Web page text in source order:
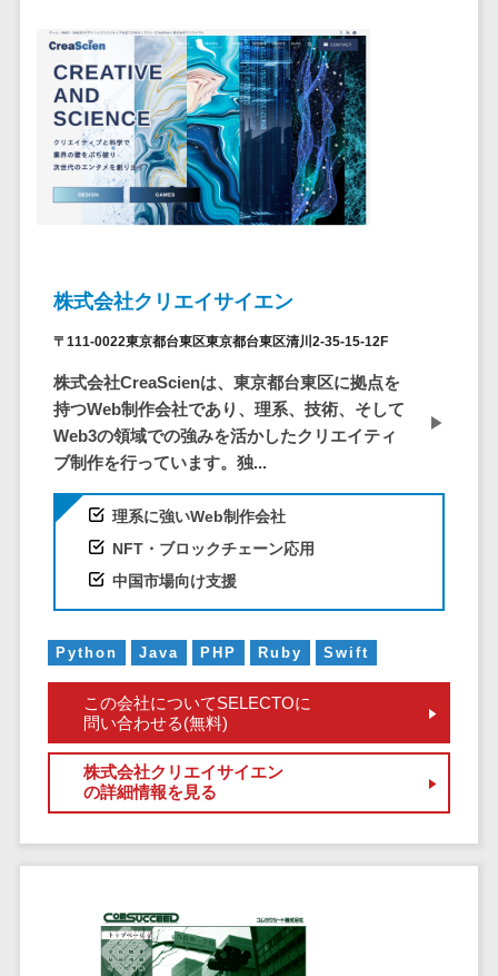
AI自動電話応答>
コールセンター音声認識>
カスタマーサクセスツール>
ITサービスマネジメントツール>
問い合わせ管理システム>
コールセンター代行サービス>
通話録音・解析システム>
チャットボット> FAQシステム>
コミュニケーション
オンラインストレージ（ファイル
ファイル転送サービス>
文書管理システム>
会議効率化ツール>
ナレッジ共有ツール>
バーチャルオフィスツール>
ビジネスチャット>
デジタルサイネージソフト>
Web会議システム>
プロジェクト管理ツール>
ISMS管理ツー
ル
リーガルリサ
ーチサービス
安否確認サー
ビス
シスタント
ステム
販売管理シス
テム
SFAツール
CRMツール
遠隔接客ツー
ル
談ツール
ーブルメントツ
ール
名刺管理サー
ールス代行サー
グ
メール配信シ
株式会社クリエイサイエン
〒111-0022東京都台東区東京都台東区清川2-35-15-12F
株式会社CreaScienは、東京都台東区に拠点を
持つWeb制作会社であり、理系、技術、そして
Web3の領域での強みを活かしたクリエイティ
ブ制作を行っています。独...
理系に強いWeb制作会社
NFT・ブロックチェーン応用
中国市場向け支援
Python Java PHP Ruby Swift
この会社についてSELECTOに
問い合わせる(無料)
株式会社クリエイサイエン
の詳細情報を見る